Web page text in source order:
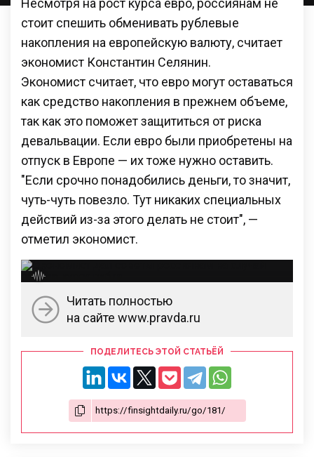
Несмотря на рост курса евро, россиянам не
стоит спешить обменивать рублевые
накопления на европейскую валюту, считает
экономист Константин Селянин.
Экономист считает, что евро могут оставаться
как средство накопления в прежнем объеме,
так как это поможет защититься от риска
девальвации. Если евро были приобретены на
отпуск в Европе — их тоже нужно оставить.
"Если срочно понадобились деньги, то значит,
чуть-чуть повезло. Тут никаких специальных
действий из-за этого делать не стоит", —
отметил экономист.
Читать полностью
на сайте www.pravda.ru
ПОДЕЛИТЕСЬ ЭТОЙ СТАТЬЁЙ